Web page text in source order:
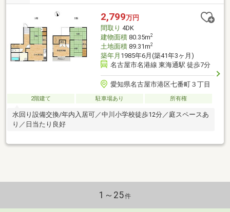
2,799万円
間取り 4DK
建物面積80.35m2
土地面積89.31m2
築年月 1985年6月(築41年3ヶ月)
名古屋市名港線 東海通駅 徒歩7分
愛知県名古屋市港区七番町３丁目
2階建て 駐車場あり 所有権
水回り設備交換/年内入居可／中川小学校徒歩12分／庭スペースあ
り／日当たり良好
1～25件